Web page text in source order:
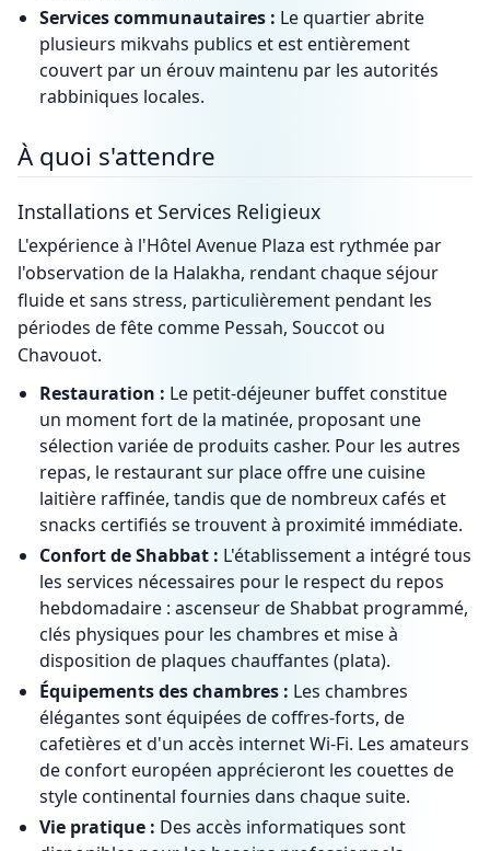
Services communautaires : Le quartier abrite
plusieurs mikvahs publics et est entièrement
couvert par un érouv maintenu par les autorités
rabbiniques locales.
À quoi s'attendre
Installations et Services Religieux
L'expérience à l'Hôtel Avenue Plaza est rythmée par
l'observation de la Halakha, rendant chaque séjour
fluide et sans stress, particulièrement pendant les
périodes de fête comme Pessah, Souccot ou
Chavouot.
Restauration : Le petit-déjeuner buffet constitue
un moment fort de la matinée, proposant une
sélection variée de produits casher. Pour les autres
repas, le restaurant sur place offre une cuisine
laitière raffinée, tandis que de nombreux cafés et
snacks certifiés se trouvent à proximité immédiate.
Confort de Shabbat : L'établissement a intégré tous
les services nécessaires pour le respect du repos
hebdomadaire : ascenseur de Shabbat programmé,
clés physiques pour les chambres et mise à
disposition de plaques chauffantes (plata).
Équipements des chambres : Les chambres
élégantes sont équipées de coffres-forts, de
cafetières et d'un accès internet Wi-Fi. Les amateurs
de confort européen apprécieront les couettes de
style continental fournies dans chaque suite.
Vie pratique : Des accès informatiques sont